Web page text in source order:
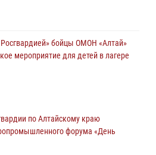
бойцы ОМОН «Алтай»
мероприятие для детей в лагере
по Алтайскому краю
форума «День